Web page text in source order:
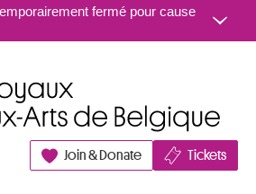
Aller au contenu
fermé pour cause
Join & Donate Tickets